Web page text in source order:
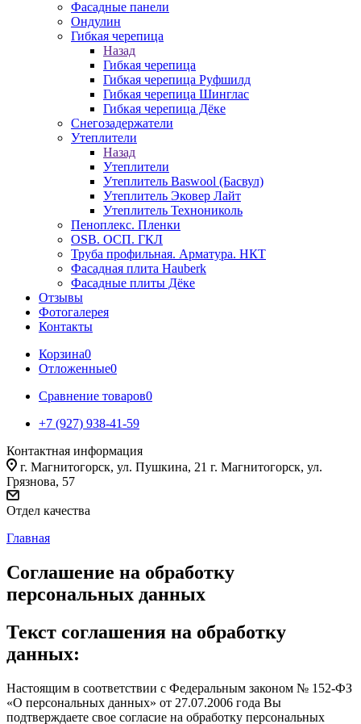
Фасадные панели
Ондулин
Гибкая черепица
Назад
Гибкая черепица
Гибкая черепица Руфшилд
Гибкая черепица Шинглас
Гибкая черепица Дёке
Снегозадержатели
Утеплители
Назад
Утеплители
Утеплитель Baswool (Басвул)
Утеплитель Эковер Лайт
Утеплитель Технониколь
Пеноплекс. Пленки
OSB. ОСП. ГКЛ
Труба профильная. Арматура. НКТ
Фасадная плита Hauberk
Фасадные плиты Дёке
Отзывы
Фотогалерея
Контакты
Корзина0
Отложенные0
Сравнение товаров0
+7 (927) 938-41-59
Контактная информация
г. Магнитогорск, ул. Пушкина, 21 г. Магнитогорск, ул.
Грязнова, 57
Отдел качества
Главная
Соглашение на обработку
персональных данных
Текст соглашения на обработку
данных:
Настоящим в соответствии с Федеральным законом № 152-ФЗ
«О персональных данных» от 27.07.2006 года Вы
подтверждаете свое согласие на обработку персональных